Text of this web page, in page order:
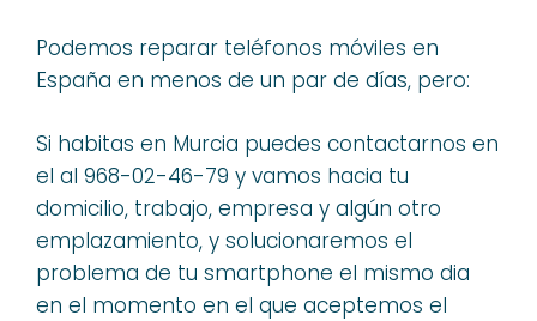
Podemos reparar teléfonos móviles en
España en menos de un par de días, pero:
Si habitas en Murcia puedes contactarnos en
el al 968-02-46-79 y vamos hacia tu
domicilio, trabajo, empresa y algún otro
emplazamiento, y solucionaremos el
problema de tu smartphone el mismo dia
en el momento en el que aceptemos el